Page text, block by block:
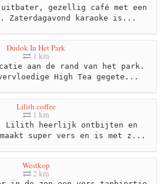
gezellig café met een
Zaterdagavond karaoke is...
Dudok In Het Park
1 km
aan de rand van het park.
High Tea gegete...
Lilith coffee
1 km
Lilith heerlijk ontbijten en
super vers en is met z...
Westkop
2 km